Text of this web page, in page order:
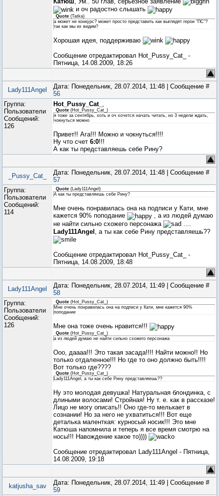
и оч радостно слышать
Quote (Tatka)
а может не конкурс? может просто представить как выглядят герои "ПС"?
так как мы их видим?
Хорошая идея, поддерживаю
Сообщение отредактировал Hot_Pussy_Cat_
-
Пятница, 14.08.2009, 18:26
Lady111Angel
Дата: Понедельник, 28.07.2014, 11:48 | Сообщение #
56
Группа:
Пользователи
Сообщений:
126
Hot_Pussy_Cat_ ,
Quote (Hot_Pussy_Cat_ )
я тоже за сентябрь, хоть и оч хочется начать читать, но 3 недели ждать,
чокнуться можно
Привет!! Ага!!! Можно и чокнуться!!!!
Ну что счет 6:0!!!
А как ты представляешь себе Рину?
_Pussy_Cat_
Дата: Понедельник, 28.07.2014, 11:48 | Сообщение #
57
Группа:
Пользователи
Сообщений:
114
Quote (Lady111Angel )
А как ты представляешь себе Рину?
Мне очень понравилась она на подписи у Кати, мне
кажется 90% поподание
, а из людей думаю
не найти сильно схожего персонажа
Lady111Angel , а ты как себе Рину представляешь??
Сообщение отредактировал Hot_Pussy_Cat_
-
Пятница, 14.08.2009, 18:48
Lady111Angel
Дата: Понедельник, 28.07.2014, 11:49 | Сообщение #
58
Группа:
Пользователи
Сообщений:
126
Quote (Hot_Pussy_Cat_ )
Мне очень понравилась она на подписи у Кати, мне кажется 90%
поподание
Мне она тоже очень нравится!!!
Quote (Hot_Pussy_Cat_ )
а из людей думаю не найти сильно схожего персонажа
Ооо, даааа!!! Это такая засада!!!! Найти можно!! Но
только отдаленное!!! Но где то оно должно быть!!!!
Вот только где????
Quote (Hot_Pussy_Cat_ )
Lady111Angel, а ты как себе Рину представляешь??
Ну это молодая девушка! Натуральная блондинка, с
длиными волосами! Стройная! Ну т. е. как в рассказе!
Лицо не могу описать!! Оно где-то мелькает в
сознании! Но за него не ухватиться!!! Вот еще
деталька маленткая: курносый носик!!! Это мне
Катюша напомнила и теперь я все время смотрю на
носы!!! Навождение какое то))))
Сообщение отредактировал Lady111Angel - Пятница,
14.08.2009, 19:18
katjusha_sav
Дата: Понедельник, 28.07.2014, 11:49 | Сообщение #
59